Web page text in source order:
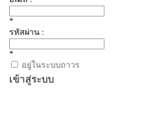
*
รหัสผ่าน :
*
อยู่ในระบบถาวร
เข้าสู่ระบบ